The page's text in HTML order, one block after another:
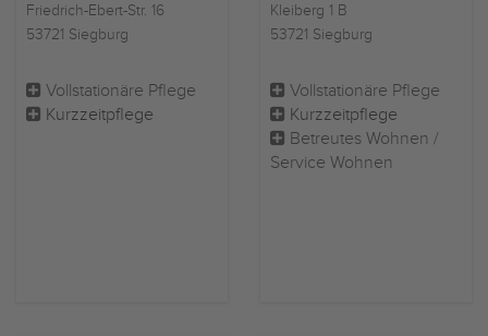
Friedrich-Ebert-Str. 16
53721 Siegburg
Vollstationäre Pflege
Kurzzeitpflege
Kleiberg 1 B
53721 Siegburg
Vollstationäre Pflege
Kurzzeitpflege
Betreutes Wohnen /
Service Wohnen